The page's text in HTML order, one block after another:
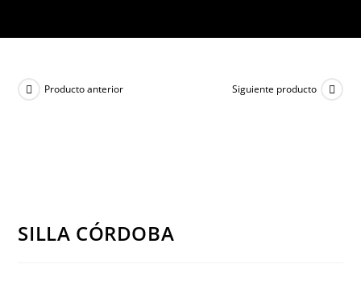
Producto anterior Siguiente producto
SILLA CÓRDOBA